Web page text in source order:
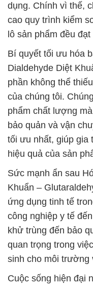
dụng. Chính vì thế,
cao quy trình kiểm
lô sản phẩm đều
Bí quyết tối ưu hóa
Dialdehyde Diệt
phần không thể
của chúng tôi.
phẩm chất lượng
bảo quản và vận
tối ưu nhất, giúp gia
hiệu quả của sản
Sức mạnh ẩn sau
Khuẩn –
ứng dụng tinh tế
công nghiệp y tế
khử trùng đến bảo
quan trọng trong
sinh cho môi trường
Cuộc sống hiện đại